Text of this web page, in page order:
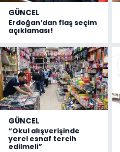
GÜNCEL
Erdoğan’dan flaş seçim
açıklaması!
GÜNCEL
“Okul alışverişinde
yerel esnaf tercih
edilmeli”